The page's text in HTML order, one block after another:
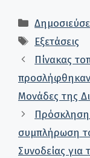
Κατηγορίες
Ετικέτες
Εξετάσεις
Πίνακας
προσλήφθηκαν
Μονάδες της
Πρόσκληση
συμπλήρωση
Συνοδείας για